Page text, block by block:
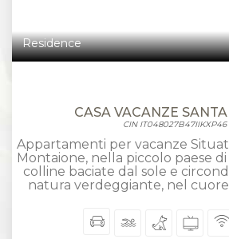
Residence
CASA VACANZE
CIN IT048027B47IIKXP46
Appartamenti per vacanze
Montaione, nella piccolo paese
colline baciate dal sole e
natura verdeggiante, nel cuore